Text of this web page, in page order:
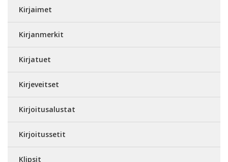
Kirjaimet
Kirjanmerkit
Kirjatuet
Kirjeveitset
Kirjoitusalustat
Kirjoitussetit
Klipsit